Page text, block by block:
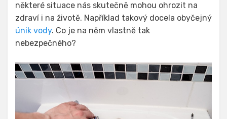
některé situace nás skutečně mohou ohrozit na
zdraví i na životě. Například takový docela obyčejný
únik vody. Co je na něm vlastně tak
nebezpečného?